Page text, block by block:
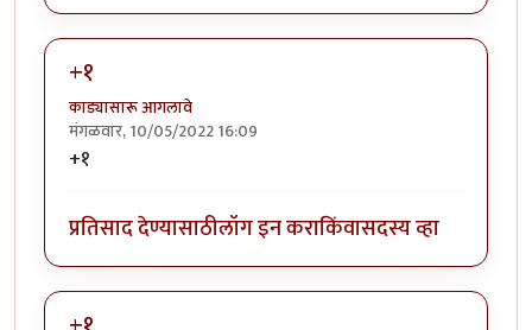
+१
काड्यासारू आगलावे
मंगळवार, 10/05/2022 16:09
+१
प्रतिसाद देण्यासाठीलॉग इन कराकिंवासदस्य व्हा